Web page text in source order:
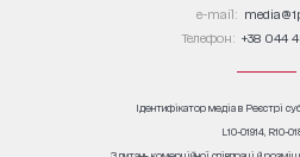
е-mail:
Телефон: +38 044
Ідентифікатор медіа в Реєстрі
L10-01914, R10-